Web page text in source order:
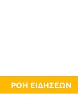
ΡΟΗ ΕΙΔΗΣΕΩΝ